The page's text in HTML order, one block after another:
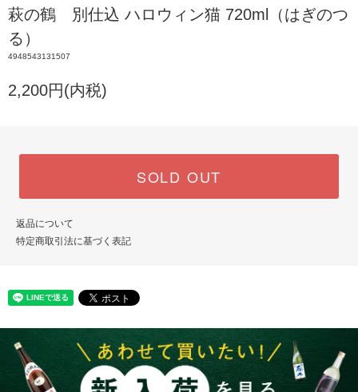
萩の鶴 別仕込 ハロウィン猫 720ml（はぎのつ
る）
4948543131507
2,200円(内税)
SOLD OUT
返品について
特定商取引法に基づく表記